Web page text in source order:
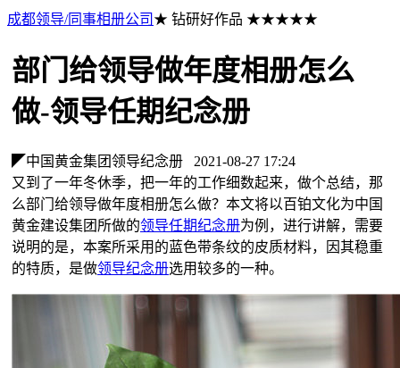
成都领导/同事相册公司 ★ 钻研好作品 ★★★★★
部门给领导做年度相册怎么
做-领导任期纪念册
◤中国黄金集团领导纪念册
2021-08-27 17:24
又到了一年冬休季，把一年的工作细数起来，做个总结，那
么部门给领导做年度相册怎么做？本文将以百铂文化为中国
黄金建设集团所做的领导任期纪念册为例，进行讲解，需要
说明的是，本案所采用的蓝色带条纹的皮质材料，因其稳重
的特质，是做领导纪念册选用较多的一种。